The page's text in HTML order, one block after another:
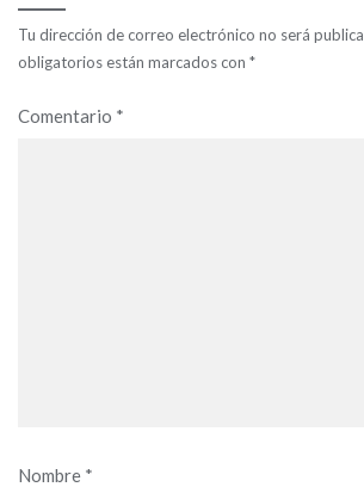
Tu dirección de correo electrónico no será
obligatorios están marcados con *
Comentario *
Nombre *